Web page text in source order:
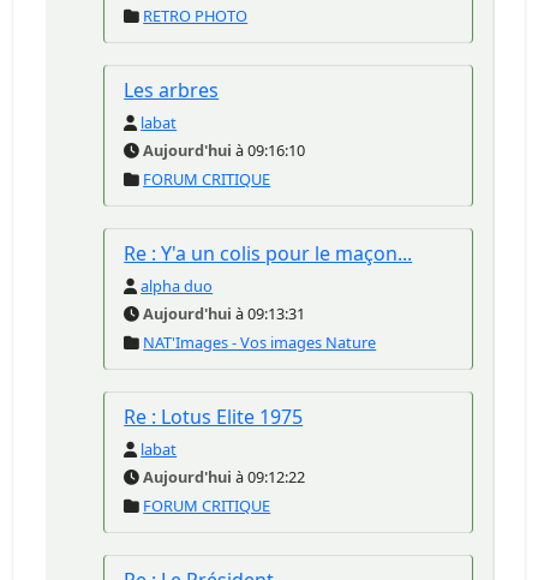
RETRO PHOTO
Les arbres
labat
Aujourd'hui à 09:16:10
FORUM CRITIQUE
Re : Y'a un colis pour le maçon...
alpha duo
Aujourd'hui à 09:13:31
NAT'Images - Vos images Nature
Re : Lotus Elite 1975
labat
Aujourd'hui à 09:12:22
FORUM CRITIQUE